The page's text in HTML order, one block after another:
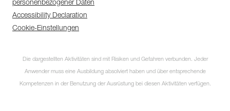
personenbezogener Daten
Accessibility Declaration
Cookie-Einstellungen
Die dargestellten Aktivitäten sind mit Risiken und Gefahren verbunden. Jeder
Anwender muss eine Ausbildung absolviert haben und über entsprechende
Kompetenzen in der Benutzung der Ausrüstung bei diesen Aktivitäten verfügen.